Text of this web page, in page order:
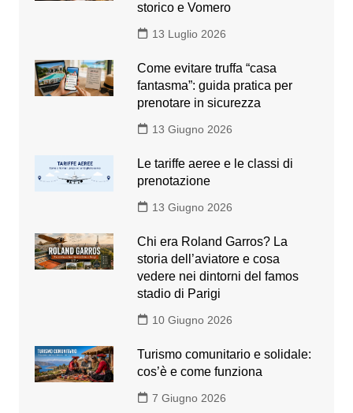
storico e Vomero
13 Luglio 2026
Come evitare truffa “casa
fantasma”: guida pratica per
prenotare in sicurezza
13 Giugno 2026
Le tariffe aeree e le classi di
prenotazione
13 Giugno 2026
Chi era Roland Garros? La
storia dell’aviatore e cosa
vedere nei dintorni del famos
stadio di Parigi
10 Giugno 2026
Turismo comunitario e solidale:
cos’è e come funziona
7 Giugno 2026